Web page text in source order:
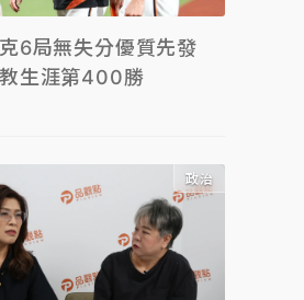
6局無失分優質先發
生涯第400勝
政治